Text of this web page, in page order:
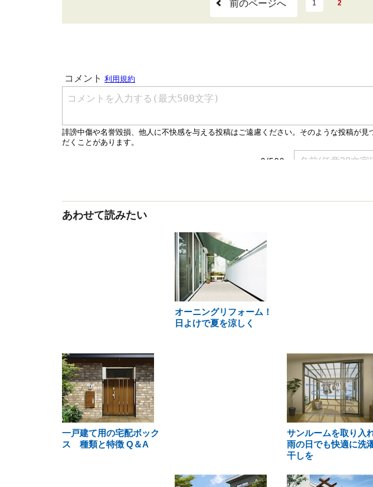
前のページへ 1 2
あわせて読みたい
オーニングリフォーム！
日よけで夏を涼しく
一戸建て用の宅配ボック
ス 種類と特徴 Q＆A
サンルームを取り入
雨の日でも快適に洗
干しを